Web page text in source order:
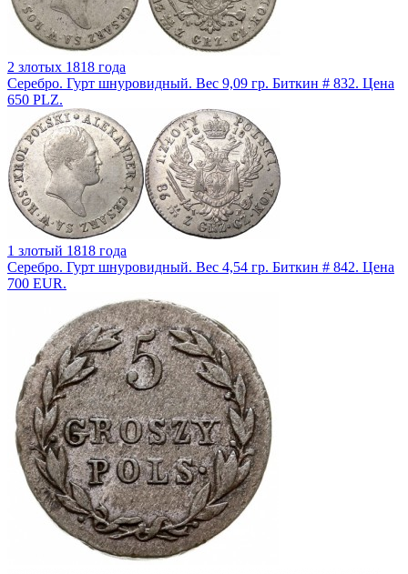
2 злотых 1818 года
Серебро. Гурт шнуровидный. Вес 9,09 гр. Биткин # 832. Цена
650 PLZ.
1 злотый 1818 года
Серебро. Гурт шнуровидный. Вес 4,54 гр. Биткин # 842. Цена
700 EUR.